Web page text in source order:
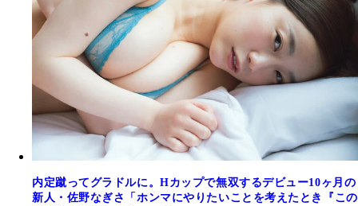
内定蹴ってグラドルに。Hカップで無双するデビュー10ヶ月の
新人・佐野なぎさ「ホンマにやりたいことを考えたとき『この